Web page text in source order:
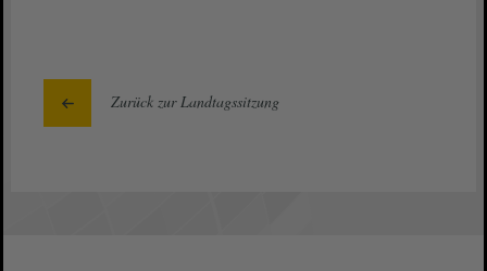
Zurück zur Landtagssitzung